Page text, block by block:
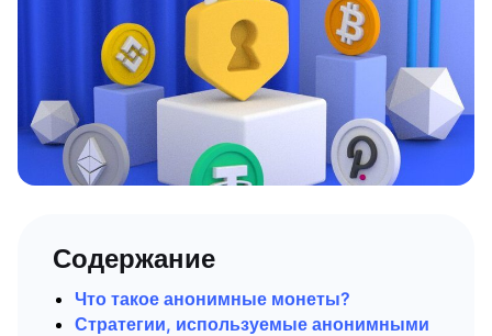
Содержание
Что такое анонимные монеты?
Стратегии, используемые анонимными